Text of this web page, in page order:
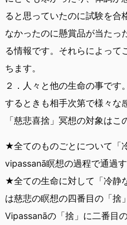
ると思っていたのに試験を合
なかったのに懸賞品が当たっ
る情報です。それらによって
ちます。
２．人々と他の生命の事です
するときも相手次第で様々な
「慈悲喜捨」冥想の対象はこ
★全てのものごとについて「
vipassanā瞑想の過程で通過
★全ての生命に対して「冷静
は慈悲の瞑想の四番目の「捨
Vipassanāの「捨」に二番目